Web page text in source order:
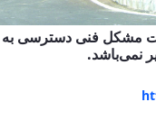
مشکل فنی دسترسی به
نمی‌باشد.